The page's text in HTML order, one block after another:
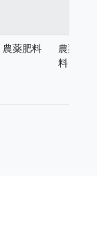
農薬肥料
農薬肥
料